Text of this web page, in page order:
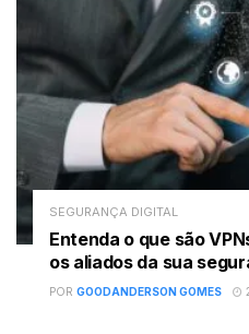
SEGURANÇA DIGITAL
Entenda o que são
os aliados da sua
POR GOODANDERSON GOMES